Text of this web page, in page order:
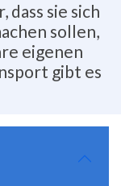
dass sie sich
sollen,
eigenen
gibt es